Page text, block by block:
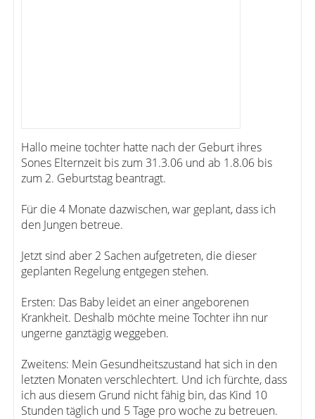
Hallo meine tochter hatte nach der Geburt ihres
Sones Elternzeit bis zum 31.3.06 und ab 1.8.06 bis
zum 2. Geburtstag beantragt.
Für die 4 Monate dazwischen, war geplant, dass ich
den Jungen betreue.
Jetzt sind aber 2 Sachen aufgetreten, die dieser
geplanten Regelung entgegen stehen.
Ersten: Das Baby leidet an einer angeborenen
Krankheit. Deshalb möchte meine Tochter ihn nur
ungerne ganztägig weggeben.
Zweitens: Mein Gesundheitszustand hat sich in den
letzten Monaten verschlechtert. Und ich fürchte, dass
ich aus diesem Grund nicht fähig bin, das Kind 10
Stunden täglich und 5 Tage pro woche zu betreuen.